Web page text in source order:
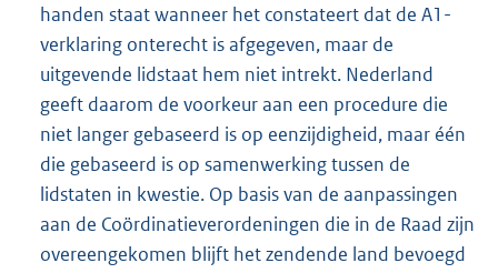
handen staat wanneer het constateert dat de A1-
verklaring onterecht is afgegeven, maar de
uitgevende lidstaat hem niet intrekt. Nederland
geeft daarom de voorkeur aan een procedure die
niet langer gebaseerd is op eenzijdigheid, maar één
die gebaseerd is op samenwerking tussen de
lidstaten in kwestie. Op basis van de aanpassingen
aan de Coördinatieverordeningen die in de Raad zijn
overeengekomen blijft het zendende land bevoegd